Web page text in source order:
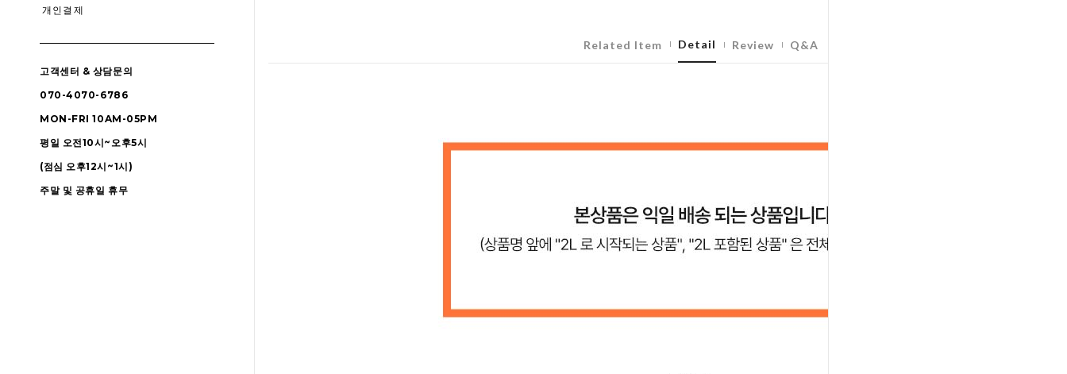
개인결제
고객센터 & 상담문의
070-4070-6786
MON-FRI 10AM-05PM
평일 오전10시~오후5시
(점심 오후12시~1시)
주말 및 공휴일 휴무
Related Item Detail Review Q&A